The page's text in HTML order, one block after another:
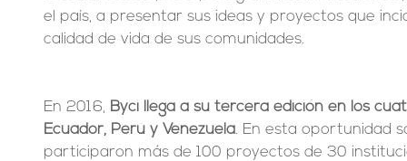
el país, a presentar sus ideas y proyectos que
calidad de vida de sus comunidades.
En 2016, Byci llega a su tercera edición en los
Ecuador, Perú y Venezuela. En esta oportunidad
participaron más de 100 proyectos de 30